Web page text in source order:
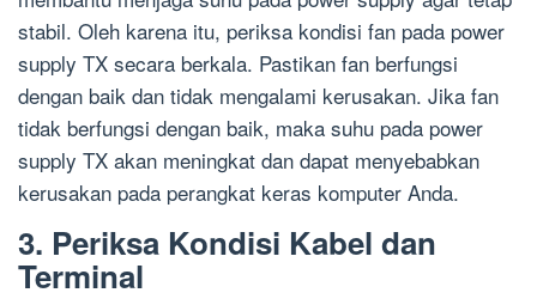
stabil. Oleh karena itu, periksa kondisi fan pada power
supply TX secara berkala. Pastikan fan berfungsi
dengan baik dan tidak mengalami kerusakan. Jika fan
tidak berfungsi dengan baik, maka suhu pada power
supply TX akan meningkat dan dapat menyebabkan
kerusakan pada perangkat keras komputer Anda.
3. Periksa Kondisi Kabel dan
Terminal